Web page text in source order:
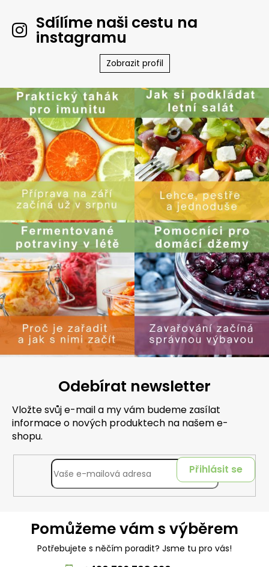
Sdílíme naši cestu na
instagramu
Zobrazit profil
Odebírat newsletter
Vložte svůj e-mail a my vám budeme zasílat
informace o nových produktech na našem e-
shopu.
Přihlásit se
Pomůžeme vám s výběrem
Potřebujete s něčím poradit? Jsme tu pro vás!